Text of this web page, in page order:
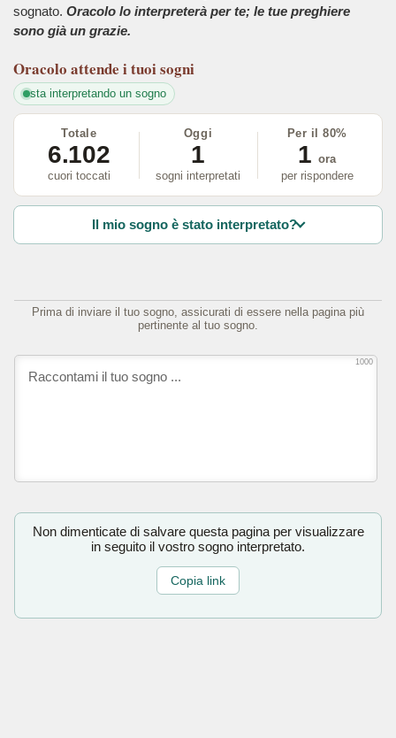
sognato. Oracolo lo interpreterà per te; le tue preghiere
sono già un grazie.
Oracolo attende i tuoi sogni
sta interpretando un sogno
Totale
6.102
cuori toccati
Oggi
1
sogni interpretati
Per il 80%
1 ora
per rispondere
Il mio sogno è stato interpretato?
Prima di inviare il tuo sogno, assicurati di essere nella pagina più
pertinente al tuo sogno.
1000
Non dimenticate di salvare questa pagina per visualizzare
in seguito il vostro sogno interpretato.
Copia link